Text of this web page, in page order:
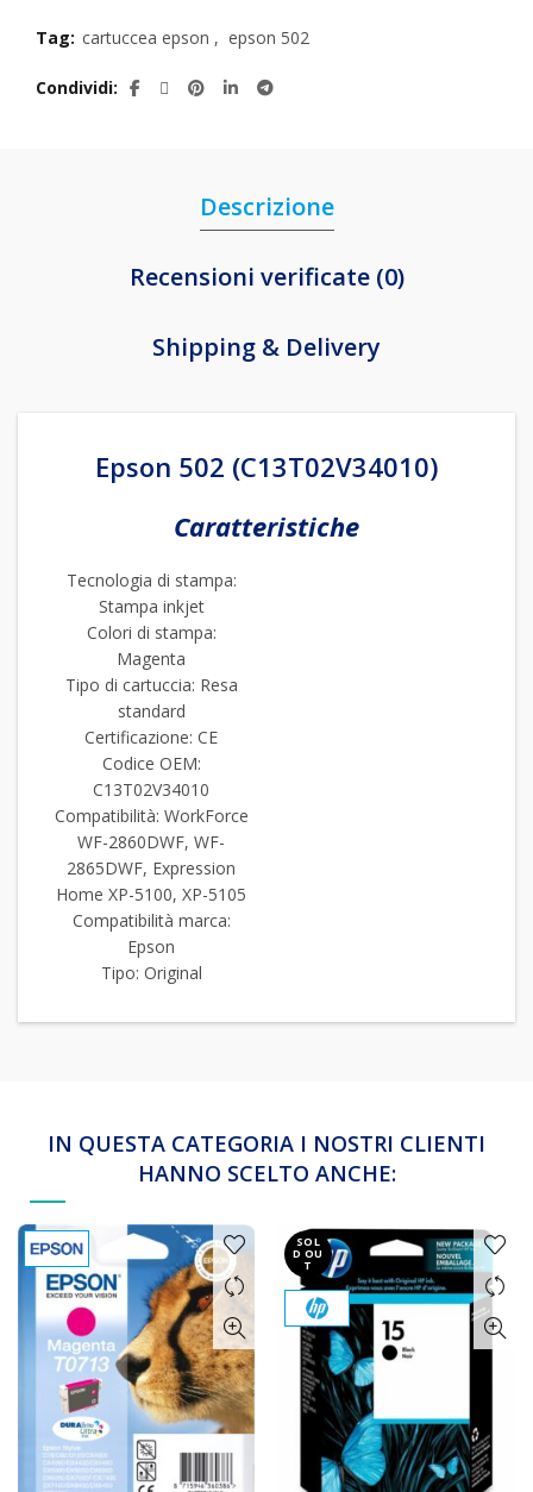
Tag: cartuccea epson , epson 502
Condividi
Descrizione
Recensioni verificate (0)
Shipping & Delivery
Epson 502 (C13T02V34010)
Caratteristiche
Tecnologia di stampa:
Stampa inkjet
Colori di stampa:
Magenta
Tipo di cartuccia: Resa
standard
Certificazione: CE
Codice OEM:
C13T02V34010
Compatibilità: WorkForce
WF-2860DWF, WF-
2865DWF, Expression
Home XP-5100, XP-5105
Compatibilità marca:
Epson
Tipo: Original
IN QUESTA CATEGORIA I NOSTRI CLIENTI
HANNO SCELTO ANCHE:
SOL
D OU
T